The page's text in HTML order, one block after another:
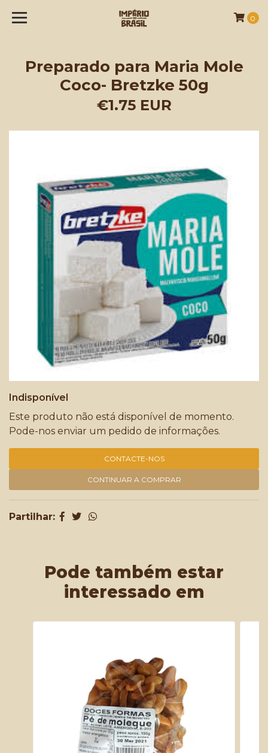
0
Preparado para Maria Mole
Coco- Bretzke 50g
€1.75 EUR
Indisponível
Este produto não está disponível de momento.
Pode-nos enviar um pedido de informações.
CONTACTE-NOS
CONTINUAR A COMPRAR
Partilhar:
Pode também estar
interessado em